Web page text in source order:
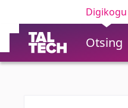
Digikogu
Otsing